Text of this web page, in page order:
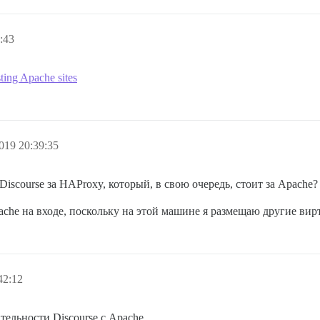
Apache sites
20:39:35
за HAProxy, который, в свою очередь, стоит за Apache?
на входе, поскольку на этой машине я размещаю другие
Discourse с Apache.